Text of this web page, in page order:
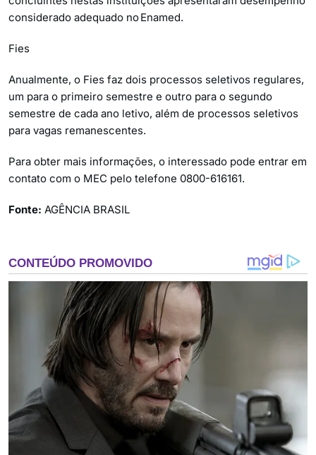
considerado adequado no Enamed.
Fies
Anualmente, o Fies faz dois processos seletivos regulares,
um para o primeiro semestre e outro para o segundo
semestre de cada ano letivo, além de processos seletivos
para vagas remanescentes.
Para obter mais informações, o interessado pode entrar em
contato com o MEC pelo telefone 0800-616161.
Fonte: AGÊNCIA BRASIL